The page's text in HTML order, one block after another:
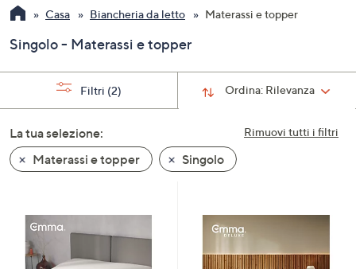
i
freccia
su
giù
oppure
scorri
a
destra
sui
Casa Biancheria da letto Materassi e topper
Singolo - Materassi e topper
Ordina: Rilevanza
Filtri (2)
Rimuovi tutti i filtri
La tua selezione:
Materassi e topper
Singolo